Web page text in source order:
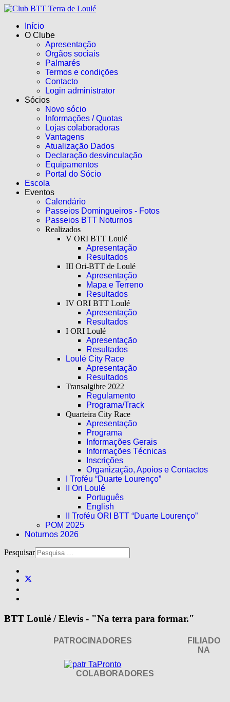
Início
O Clube
Apresentação
Orgãos sociais
Palmarés
Termos e condições
Contacto
Login administrator
Sócios
Novo sócio
Informações / Quotas
Lojas colaboradoras
Vantagens
Atualização Dados
Declaração desvinculação
Equipamentos
Portal do Sócio
Escola
Eventos
Calendário
Passeios Domingueiros - Fotos
Passeios BTT Noturnos
Realizados
V ORI BTT Loulé
Apresentação
Resultados
III Ori-BTT de Loulé
Apresentação
Mapa e Terreno
Resultados
IV ORI BTT Loulé
Apresentação
Resultados
I ORI Loulé
Apresentação
Resultados
Loulé City Race
Apresentação
Resultados
Transalgibre 2022
Regulamento
Programa/Track
Quarteira City Race
Apresentação
Programa
Informações Gerais
Informações Técnicas
Inscrições
Organização, Apoios e Contactos
I Troféu “Duarte Lourenço”
II Ori Loulé
Português
English
II Troféu ORI BTT “Duarte Lourenço”
POM 2025
Noturnos 2026
Pesquisar
BTT Loulé / Elevis - "Na terra para formar."
PATROCINADORES
FILIADO
NA
COLABORADORES